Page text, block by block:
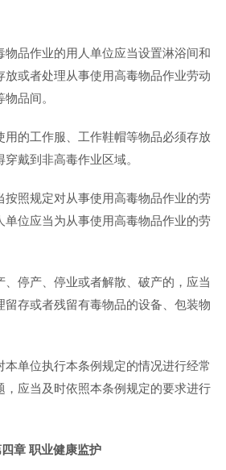
物品作业的用人单位应当设置淋浴间和
放或者处理从事使用高毒物品作业劳动
品间。
用的工作服、工作鞋帽等物品必须存放
戴到非高毒作业区域。
按照规定对从事使用高毒物品作业的劳
单位应当为从事使用高毒物品作业的劳
停产、停业或者解散、破产的，应当
留存或者残留有毒物品的设备、包装物
单位执行本条例规定的情况进行经常
，应当及时依照本条例规定的要求进行
章 职业健康监护